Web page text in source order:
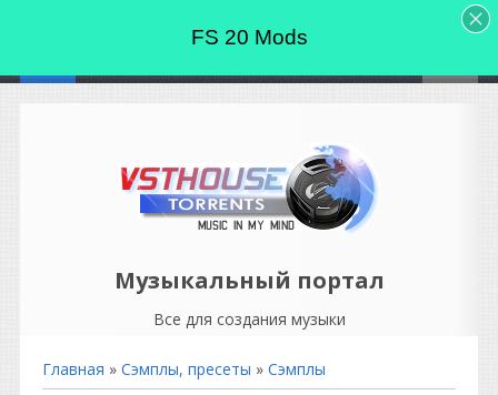
Музыкальный портал
Все для создания музыки
Главная » Сэмплы, пресеты » Сэмплы
FS 20 Mods